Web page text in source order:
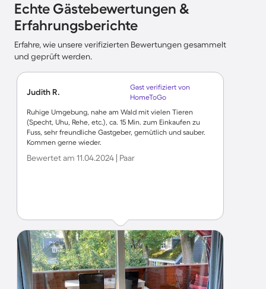
Echte Gästebewertungen &
Erfahrungsberichte
Erfahre, wie unsere verifizierten Bewertungen gesammelt
und geprüft werden.
Judith R.
Gast verifiziert von
HomeToGo
Ruhige Umgebung, nahe am Wald mit vielen Tieren
(Specht, Uhu, Rehe, etc.), ca. 15 Min. zum Einkaufen zu
Fuss, sehr freundliche Gastgeber, gemütlich und sauber.
Kommen gerne wieder.
Bewertet am 11.04.2024 | Paar